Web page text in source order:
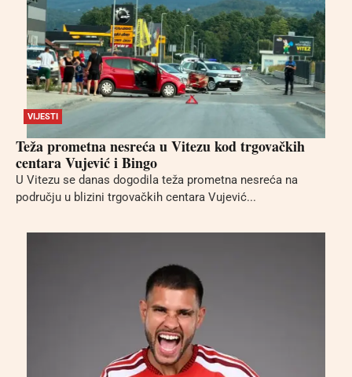
VIJESTI
Teža prometna nesreća u Vitezu kod trgovačkih
centara Vujević i Bingo
U Vitezu se danas dogodila teža prometna nesreća na
području u blizini trgovačkih centara Vujević...